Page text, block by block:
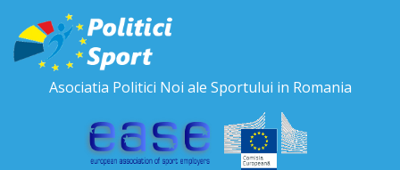
Asociatia Politici Noi ale Sportului in Romania